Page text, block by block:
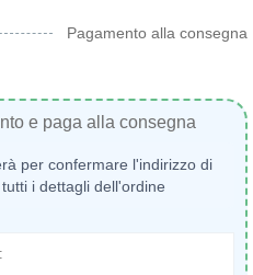
Pagamento alla consegna
e paga alla consegna
per confermare l'indirizzo di
i dettagli dell'ordine